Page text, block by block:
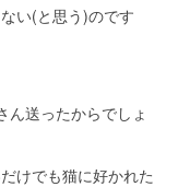
い(と思う)のです
ん送ったからでしょ
けでも猫に好かれた